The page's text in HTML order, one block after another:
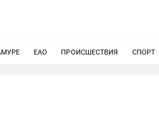
ЕЩЕ
ЕАО ЕЩЕ
ПРОИСШЕСТВИЯ ЕЩЕ
СПОРТ